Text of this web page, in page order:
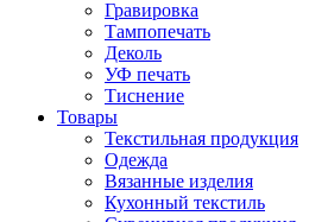
Гравировка
Тампопечать
Деколь
УФ печать
Тиснение
Товары
Текстильная продукция
Одежда
Вязанные изделия
Кухонный текстиль